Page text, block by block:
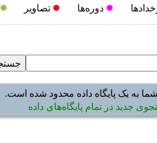
دوره‌ها تصاویر
به یک پایگاه داده محدود شده است.
جدید در تمام پایگاه‌های داده